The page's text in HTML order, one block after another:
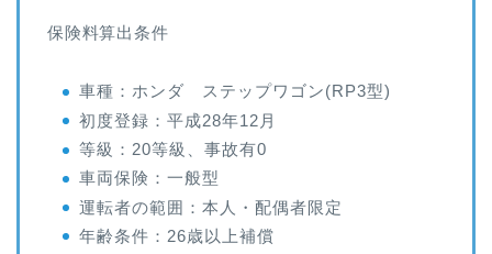
保険料算出条件
車種：ホンダ ステップワゴン(RP3型)
初度登録：平成28年12月
等級：20等級、事故有0
車両保険：一般型
運転者の範囲：本人・配偶者限定
年齢条件：26歳以上補償